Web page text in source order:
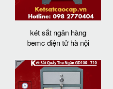
két sắt ngân hàng
bemc điện tử hà nội